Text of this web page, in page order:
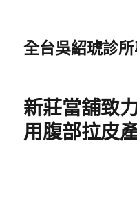
全台吳紹琥診
新莊當舖致
用腹部拉皮